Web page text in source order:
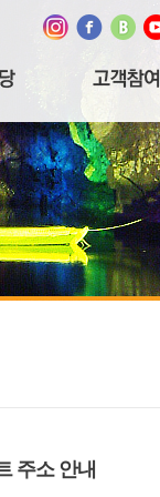
주소 안내